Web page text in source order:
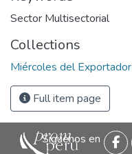
Sector Multisectorial
Collections
Miércoles del Exportador
Full item page
Siguenos en